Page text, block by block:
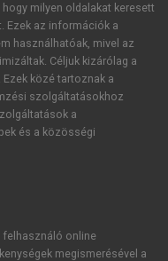
milyen oldalakat keresett
Ezek az információk a
használhatóak, mivel az
Céljuk kizárólag a
közé tartoznak a
szolgáltatásokhoz
a
és a közösségi
felhasználó online
megismerésével a